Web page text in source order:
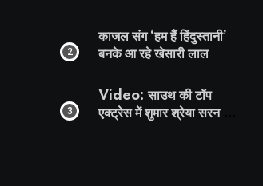
काजल संग ‘हम हैं हिंदुस्तानी’
बनके आ रहे खेसारी लाल
Video: साउथ की टॉप
एक्ट्रेस में शुमार श्रेया सरन का